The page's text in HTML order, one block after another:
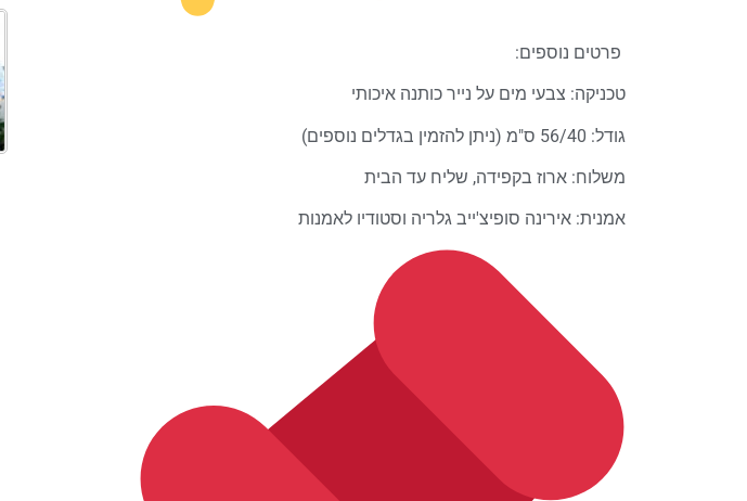
פרטים נוספים:
טכניקה: צבעי מים על נייר כותנה איכותי
גודל: 56/40 ס"מ (ניתן להזמין בגדלים נוספים)
משלוח: ארוז בקפידה, שליח עד הבית
אמנית: אירינה סופיצ'ייב גלריה וסטודיו לאמנות